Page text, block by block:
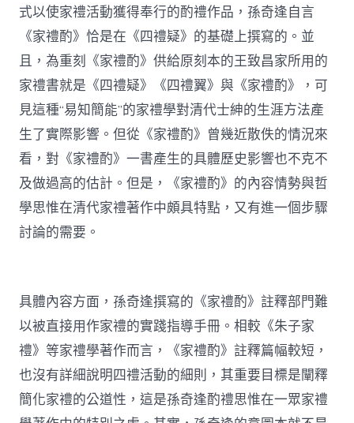
式以使家禮活動獲得奉行的酌禮作品，孫奇逢自言
《家禮酌》恰是在《四禮疑》的基礎上撰寫的。並
且，為重刻《家禮酌》供給原刻本的王致昌家所用的
家禮書就是《四禮疑》《四禮翼》與《家禮酌》，可
見這種“易知簡能”的家禮學對清代士紳的生涯方法產
生了實際影響。但從《家禮酌》曾幾近散佚的情況來
看，對《家禮酌》一書產生的具體歷史影響也不克不
及做過高的估計。但是，《家禮酌》的內容情勢與哲
學思惟在清代家禮著作中頗具特點，又有進一個步驟
討論的需要。
具體內容方面，孫奇逢撰寫的《家禮酌》註釋部門難
以被直接用作家禮的實踐指導手冊。相較《朱子家
禮》等家禮學著作而言，《家禮酌》註釋篇幅較短，
也沒有詳細說明四禮活動的細則，其重要目標是闡釋
簡化家禮的公道性，這是孫奇逢酌禮思惟在一眾家禮